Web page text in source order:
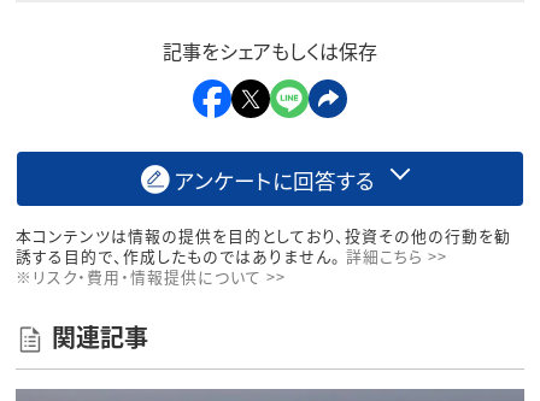
記事をシェアもしくは保存
アンケートに回答する
本コンテンツは情報の提供を目的としており、投資その他の行動を勧
誘する目的で、作成したものではありません。 詳細こちら >>
※リスク・費用・情報提供について >>
関連記事